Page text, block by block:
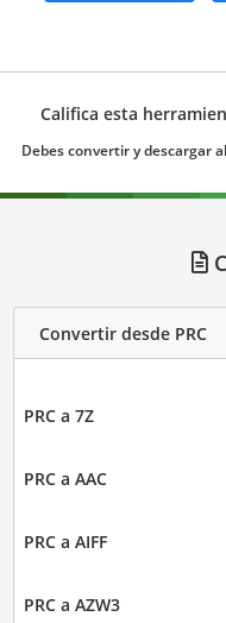
Califica esta
Debes convertir y descargar
Convertir desde PRC
PRC a 7Z
PRC a AAC
PRC a AIFF
PRC a AZW3